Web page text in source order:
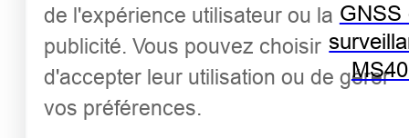
GNSS
de l'expérience utilisateur ou la
publicité. Vous pouvez choisir
d'accepter leur utilisation ou de gérer
vos préférences.